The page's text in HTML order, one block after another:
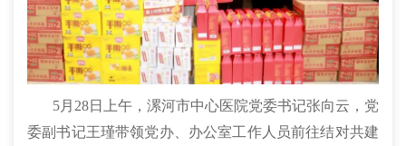
5月28日上午，漯河市中心医院党委书记张向云，党
委副书记王瑾带领党办、办公室工作人员前往结对共建